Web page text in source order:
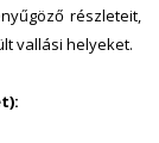
részleteit,
vallási helyeket.